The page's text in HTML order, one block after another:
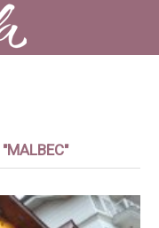
"MALBEC"